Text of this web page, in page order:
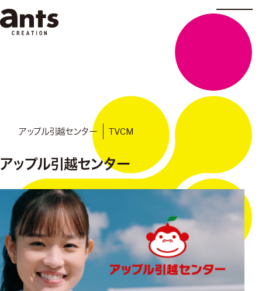
アップル引越センター TVCM
アップル引越センター